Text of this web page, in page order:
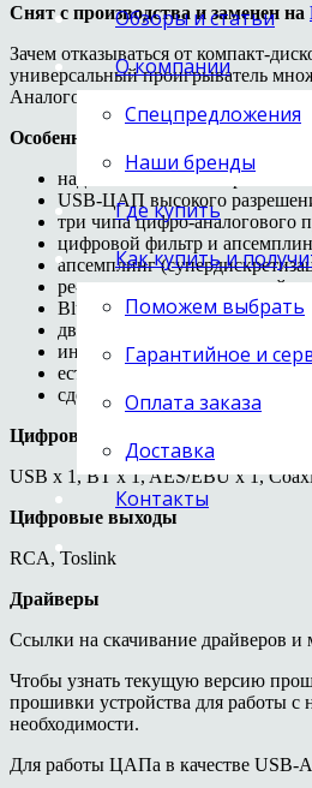
Обзоры и статьи
О компании
Спецпредложения
Наши бренды
Где купить
Как купить и
Поможем выбрать
Гарантийное и
Оплата заказа
Доставка
Контакты
Снят с производства и заменен на
Зачем отказываться от компакт-
универсальный проигрыватель
Аналоговые выходы XLR и RCA.
Особенности
надежный высокоскоростной
USB-ЦАП высокого
три чипа цифро-аналогового
цифровой фильтр и
апсемплинг
ре-синхронизация тактовой
Bluetooth CSR aptX для
два выходных каскада (на
интеграция в
есть регулировка выхода,
сделано в США
Цифровые входы
USB x 1, BT x 1, AES/EBU x 1,
Цифровые выходы
RCA, Toslink
Драйверы
Ссылки на скачивание драйверов
Чтобы узнать текущую версию
прошивки устройства для работы
необходимости.
Для работы ЦАПа в качестве USB-